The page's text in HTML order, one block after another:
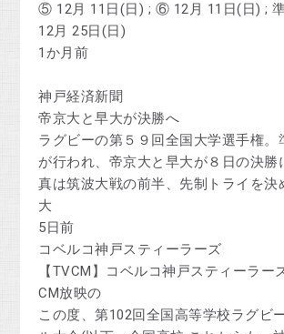
⑤ 12月 11日(日) ; ⑥ 12月 11日(日) ;
12月 25日(日)
1か月前
神戸経済新聞
帝京大と早大が決勝へ
ラグビーの第５９回全国大学選手権。
が行われ、帝京大と早大が８日の決勝
真は筑波大戦の前半、先制トライを決
大
5日前
コベルコ神戸スティーラーズ
【TVCM】コベルコ神戸スティーラー
CM放映の
この度、第102回全国高等学校ラグビ